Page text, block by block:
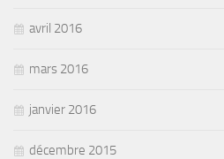
avril 2016
mars 2016
janvier 2016
décembre 2015